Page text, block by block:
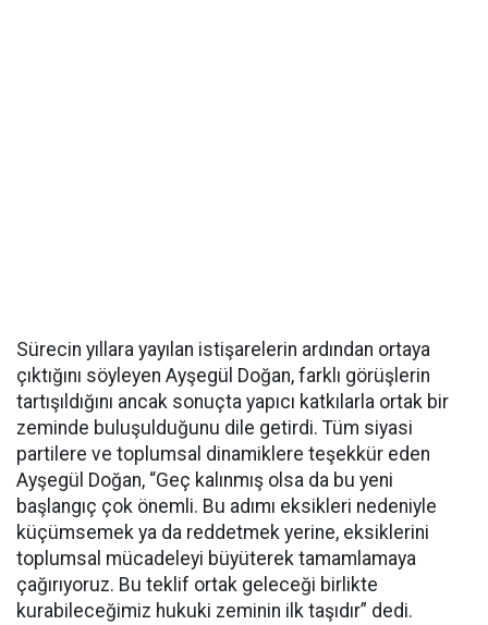
Sürecin yıllara yayılan istişarelerin ardından ortaya
çıktığını söyleyen Ayşegül Doğan, farklı görüşlerin
tartışıldığını ancak sonuçta yapıcı katkılarla ortak bir
zeminde buluşulduğunu dile getirdi. Tüm siyasi
partilere ve toplumsal dinamiklere teşekkür eden
Ayşegül Doğan, “Geç kalınmış olsa da bu yeni
başlangıç çok önemli. Bu adımı eksikleri nedeniyle
küçümsemek ya da reddetmek yerine, eksiklerini
toplumsal mücadeleyi büyüterek tamamlamaya
çağırıyoruz. Bu teklif ortak geleceği birlikte
kurabileceğimiz hukuki zeminin ilk taşıdır” dedi.